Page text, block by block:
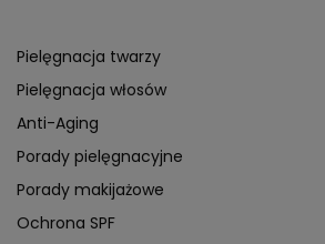
Pielęgnacja twarzy
Pielęgnacja włosów
Anti-Aging
Porady pielęgnacyjne
Porady makijażowe
Ochrona SPF